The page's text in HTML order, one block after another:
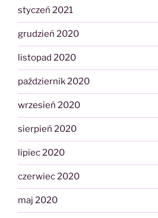
styczeń 2021
grudzień 2020
listopad 2020
październik 2020
wrzesień 2020
sierpień 2020
lipiec 2020
czerwiec 2020
maj 2020